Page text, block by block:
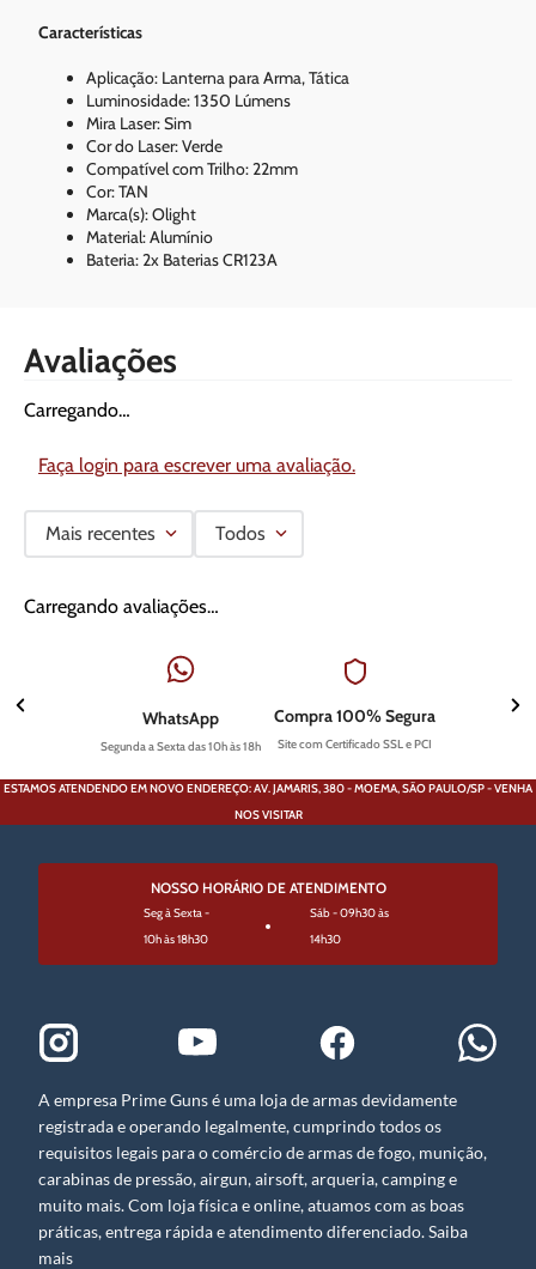
Características
Aplicação: Lanterna para Arma, Tática
Luminosidade: 1350 Lúmens
Mira Laser: Sim
Cor do Laser: Verde
Compatível com Trilho: 22mm
Cor: TAN
Marca(s): Olight
Material: Alumínio
Bateria: 2x Baterias CR123A
Avaliações
Carregando…
Faça login para escrever uma avaliação.
Mais recentes Todos
Carregando avaliações…
WhatsApp
Segunda a Sexta das 10h às 18h
Compra 100% Segura
Site com Certificado SSL e PCI
ESTAMOS ATENDENDO EM NOVO ENDEREÇO: AV. JAMARIS, 380 - MOEMA, SÃO PAULO/SP - VENHA
NOS VISITAR
NOSSO HORÁRIO DE ATENDIMENTO
Seg à Sexta -
10h às 18h30
Sáb - 09h30 às
14h30
A empresa Prime Guns é uma loja de armas devidamente
registrada e operando legalmente, cumprindo todos os
requisitos legais para o comércio de armas de fogo, munição,
carabinas de pressão, airgun, airsoft, arqueria, camping e
muito mais. Com loja física e online, atuamos com as boas
práticas, entrega rápida e atendimento diferenciado. Saiba
mais